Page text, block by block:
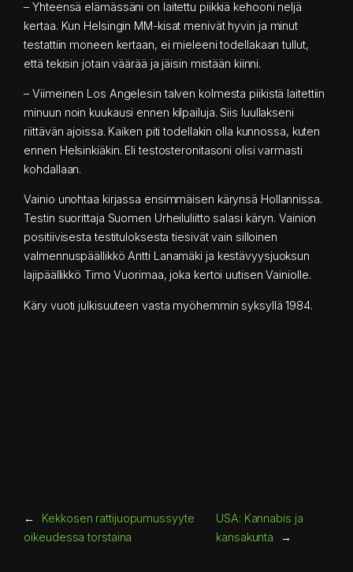
– Yhteensä elämässäni on laitettu piikkiä kehooni neljä
kertaa. Kun Helsingin MM-kisat menivät hyvin ja minut
testattiin moneen kertaan, ei mieleeni todellakaan tullut,
että tekisin jotain väärää ja jäisin mistään kiinni.
– Viimeinen Los Angelesin talven kolmesta piikistä laitettiin
minuun noin kuukausi ennen kilpailuja. Siis luullakseni
riittävän ajoissa. Kaiken piti todellakin olla kunnossa, kuten
ennen Helsinkiäkin. Eli testosteronitasoni olisi varmasti
kohdallaan.
Vainio unohtaa kirjassa ensimmäisen kärynsä Hollannissa.
Testin suorittaja Suomen Urheiluliitto salasi käryn. Vainion
positiivisesta testituloksesta tiesivät vain silloinen
valmennuspäällikkö Antti Lanamäki ja kestävyysjuoksun
lajipäällikkö Timo Vuorimaa, joka kertoi uutisen Vainiolle.
Käry vuoti julkisuuteen vasta myöhemmin syksyllä 1984.
←
Kekkosen rattijuopumussyyte
oikeudessa torstaina
USA: Kannabis ja
kansakunta
→